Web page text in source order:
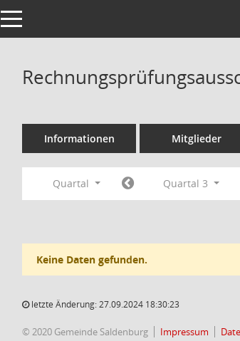
Toggle navigation
Informationen Mitglieder
Quartal Quartal 3
Keine Daten gefunden.
letzte Änderung: 27.09.2024 18:30:23
© 2020 Gemeinde Saldenburg Impressum